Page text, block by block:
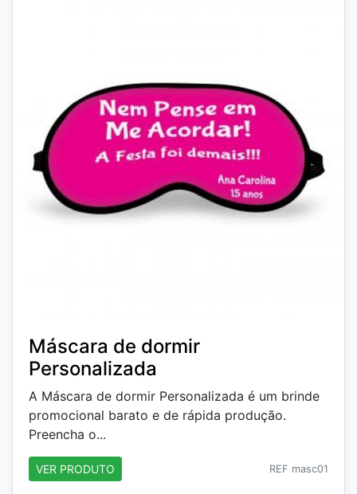
Máscara de dormir
Personalizada
A Máscara de dormir Personalizada é um brinde
promocional barato e de rápida produção.
Preencha o...
VER PRODUTO REF masc01